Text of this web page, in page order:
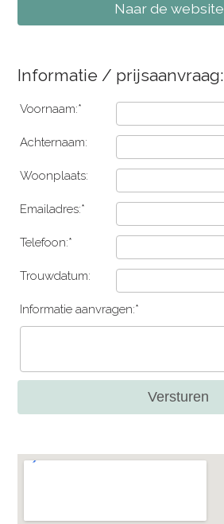
Naar de website
Informatie / prijsaanvraag:
Voornaam:*
Achternaam:
Woonplaats:
Emailadres:*
Telefoon:*
Trouwdatum:
Informatie aanvragen:*